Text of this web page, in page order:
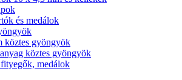
és medálok
köztes gyöngyök
köztes gyöngyök
medálok